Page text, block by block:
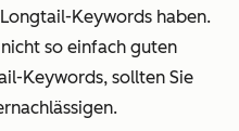
Keywords haben.
so einfach guten
Keywords, sollten Sie